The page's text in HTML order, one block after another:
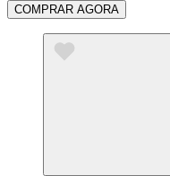
COMPRAR AGORA